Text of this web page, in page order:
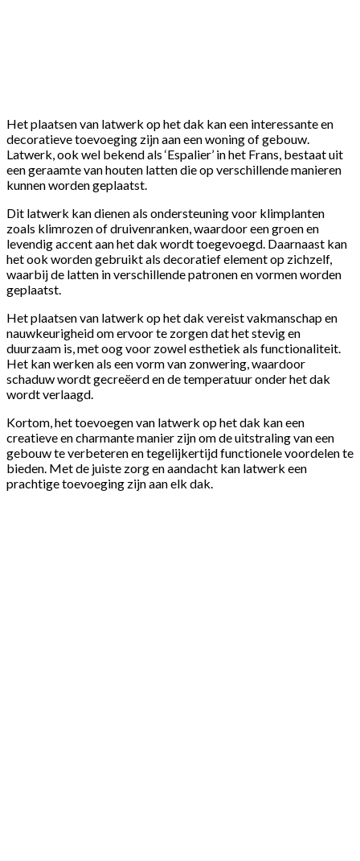
Het plaatsen van latwerk op het dak kan een interessante en
decoratieve toevoeging zijn aan een woning of gebouw.
Latwerk, ook wel bekend als ‘Espalier’ in het Frans, bestaat uit
een geraamte van houten latten die op verschillende manieren
kunnen worden geplaatst.
Dit latwerk kan dienen als ondersteuning voor klimplanten
zoals klimrozen of druivenranken, waardoor een groen en
levendig accent aan het dak wordt toegevoegd. Daarnaast kan
het ook worden gebruikt als decoratief element op zichzelf,
waarbij de latten in verschillende patronen en vormen worden
geplaatst.
Het plaatsen van latwerk op het dak vereist vakmanschap en
nauwkeurigheid om ervoor te zorgen dat het stevig en
duurzaam is, met oog voor zowel esthetiek als functionaliteit.
Het kan werken als een vorm van zonwering, waardoor
schaduw wordt gecreëerd en de temperatuur onder het dak
wordt verlaagd.
Kortom, het toevoegen van latwerk op het dak kan een
creatieve en charmante manier zijn om de uitstraling van een
gebouw te verbeteren en tegelijkertijd functionele voordelen te
bieden. Met de juiste zorg en aandacht kan latwerk een
prachtige toevoeging zijn aan elk dak.